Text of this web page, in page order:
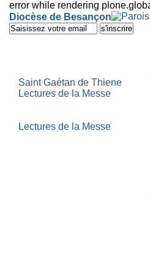
error while rendering
Outils
personnels
Diocèse de Besançon
Aller
au
Saint Gaétan de Thiene
Lectures de la Messe
Lectures de la Messe